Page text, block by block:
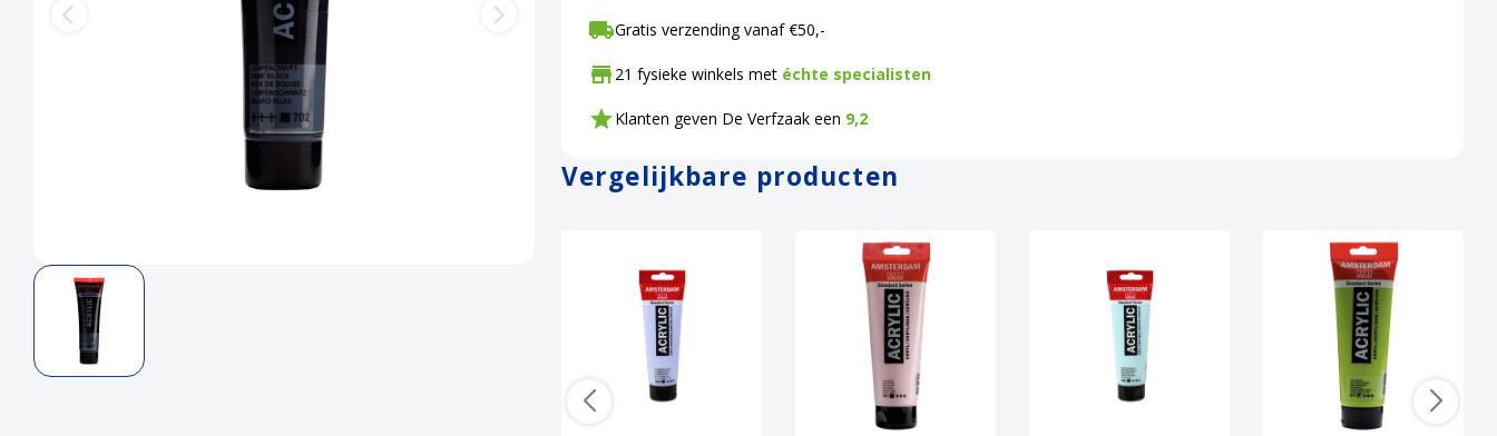
Gratis verzending vanaf €50,-
21 fysieke winkels met échte specialisten
Klanten geven De Verfzaak een 9,2
Vergelijkbare producten